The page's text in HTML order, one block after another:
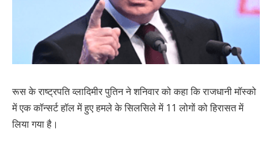
रूस के राष्ट्रपति व्लादिमीर पुतिन ने शनिवार को कहा कि राजधानी मॉस्को
में एक कॉन्सर्ट हॉल में हुए हमले के सिलसिले में 11 लोगों को हिरासत में
लिया गया है।